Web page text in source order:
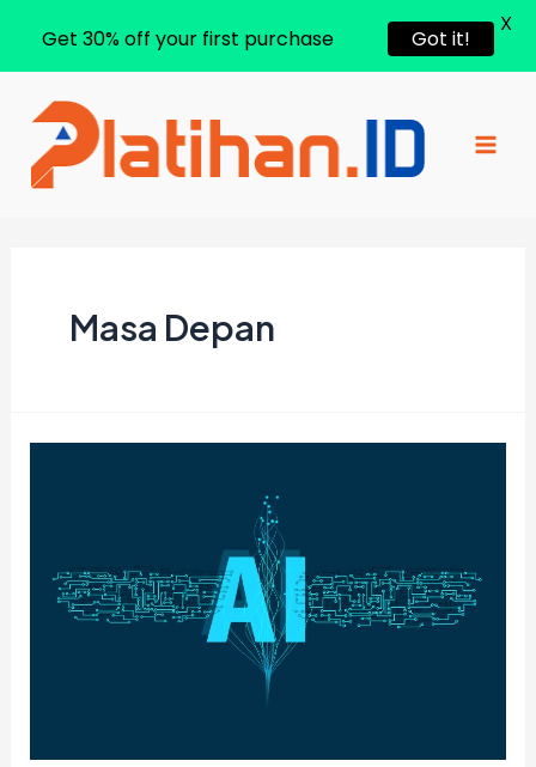
konten
Masa Depan
Get 30% off your first purchase Got it!
X